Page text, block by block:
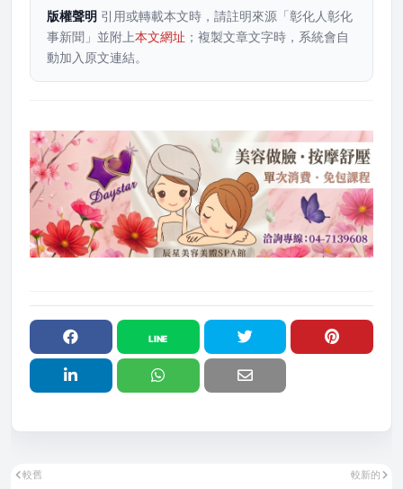
版權聲明 引用或轉載本文時，請註明來源「彰化人彰化
事新聞」並附上本文網址 ；複製文章文字時，系統會自
動加入原文連結。
較新的
較舊